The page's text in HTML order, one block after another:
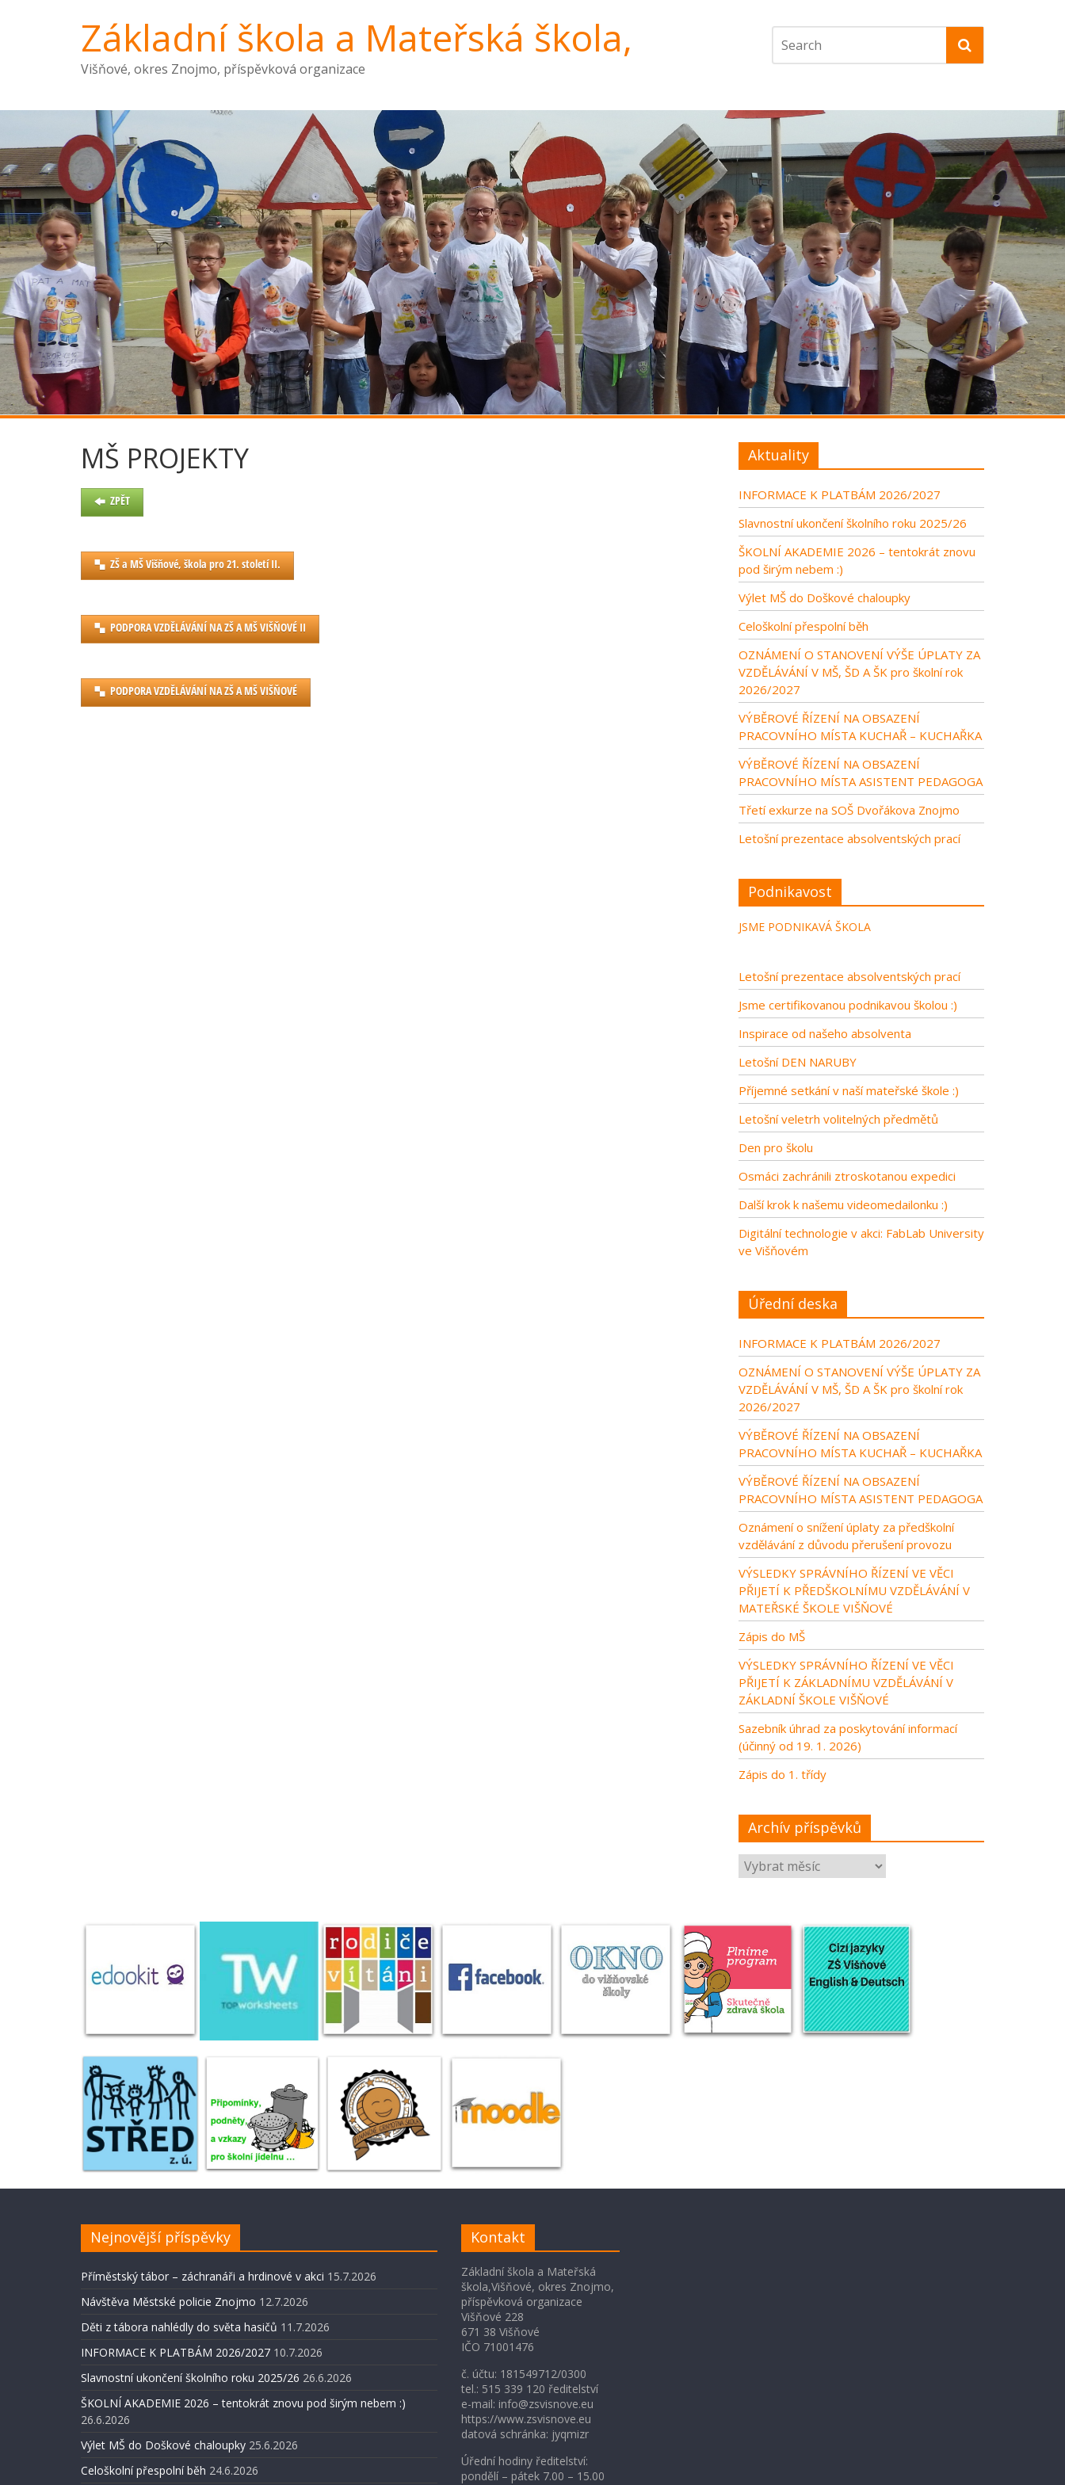
Základní škola a Mateřská škola,
Višňové, okres Znojmo, příspěvková organizace
MŠ PROJEKTY
ZPĚT
ZŠ a MŠ Višňové, škola pro 21. století II.
PODPORA VZDĚLÁVÁNÍ NA ZŠ A MŠ VIŠŇOVÉ II
PODPORA VZDĚLÁVÁNÍ NA ZŠ A MŠ VIŠŇOVÉ
Aktuality
INFORMACE K PLATBÁM 2026/2027
Slavnostní ukončení školního roku 2025/26
ŠKOLNÍ AKADEMIE 2026 – tentokrát znovu
pod širým nebem :)
Výlet MŠ do Doškové chaloupky
Celoškolní přespolní běh
OZNÁMENÍ O STANOVENÍ VÝŠE ÚPLATY ZA
VZDĚLÁVÁNÍ V MŠ, ŠD A ŠK pro školní rok
2026/2027
VÝBĚROVÉ ŘÍZENÍ NA OBSAZENÍ
PRACOVNÍHO MÍSTA KUCHAŘ – KUCHAŘKA
VÝBĚROVÉ ŘÍZENÍ NA OBSAZENÍ
PRACOVNÍHO MÍSTA ASISTENT PEDAGOGA
Třetí exkurze na SOŠ Dvořákova Znojmo
Letošní prezentace absolventských prací
Podnikavost
JSME PODNIKAVÁ ŠKOLA
Letošní prezentace absolventských prací
Jsme certifikovanou podnikavou školou :)
Inspirace od našeho absolventa
Letošní DEN NARUBY
Příjemné setkání v naší mateřské škole :)
Letošní veletrh volitelných předmětů
Den pro školu
Osmáci zachránili ztroskotanou expedici
Další krok k našemu videomedailonku :)
Digitální technologie v akci: FabLab University
ve Višňovém
Úřední deska
INFORMACE K PLATBÁM 2026/2027
OZNÁMENÍ O STANOVENÍ VÝŠE ÚPLATY ZA
VZDĚLÁVÁNÍ V MŠ, ŠD A ŠK pro školní rok
2026/2027
VÝBĚROVÉ ŘÍZENÍ NA OBSAZENÍ
PRACOVNÍHO MÍSTA KUCHAŘ – KUCHAŘKA
VÝBĚROVÉ ŘÍZENÍ NA OBSAZENÍ
PRACOVNÍHO MÍSTA ASISTENT PEDAGOGA
Oznámení o snížení úplaty za předškolní
vzdělávání z důvodu přerušení provozu
VÝSLEDKY SPRÁVNÍHO ŘÍZENÍ VE VĚCI
PŘIJETÍ K PŘEDŠKOLNÍMU VZDĚLÁVÁNÍ V
MATEŘSKÉ ŠKOLE VIŠŇOVÉ
Zápis do MŠ
VÝSLEDKY SPRÁVNÍHO ŘÍZENÍ VE VĚCI
PŘIJETÍ K ZÁKLADNÍMU VZDĚLÁVÁNÍ V
ZÁKLADNÍ ŠKOLE VIŠŇOVÉ
Sazebník úhrad za poskytování informací
(účinný od 19. 1. 2026)
Zápis do 1. třídy
Archív příspěvků
Nejnovější příspěvky
Příměstský tábor – záchranáři a hrdinové v akci 15.7.2026
Návštěva Městské policie Znojmo 12.7.2026
Děti z tábora nahlédly do světa hasičů 11.7.2026
INFORMACE K PLATBÁM 2026/2027 10.7.2026
Slavnostní ukončení školního roku 2025/26 26.6.2026
ŠKOLNÍ AKADEMIE 2026 – tentokrát znovu pod širým nebem :)
26.6.2026
Výlet MŠ do Doškové chaloupky 25.6.2026
Celoškolní přespolní běh 24.6.2026
Kontakt
Základní škola a Mateřská
škola,Višňové, okres Znojmo,
příspěvková organizace
Višňové 228
671 38 Višňové
IČO 71001476
č. účtu: 181549712/0300
tel.: 515 339 120 ředitelství
e-mail: info@zsvisnove.eu
https://www.zsvisnove.eu
datová schránka: jyqmizr
Úřední hodiny ředitelství:
pondělí – pátek 7.00 – 15.00